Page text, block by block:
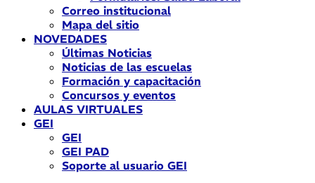
Correo institucional
Mapa del sitio
NOVEDADES
Últimas Noticias
Noticias de las escuelas
Formación y capacitación
Concursos y eventos
AULAS VIRTUALES
GEI
GEI
GEI PAD
Soporte al usuario GEI